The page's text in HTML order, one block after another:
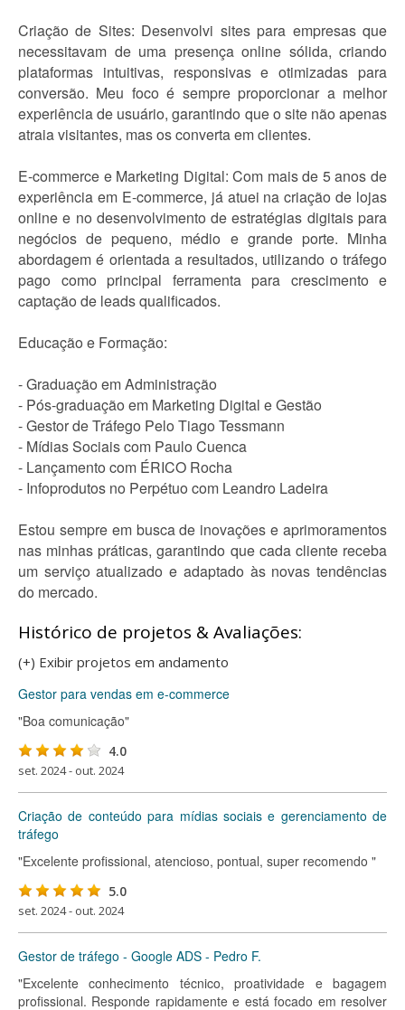
Criação de Sites: Desenvolvi sites para empresas que
necessitavam de uma presença online sólida, criando
plataformas intuitivas, responsivas e otimizadas para
conversão. Meu foco é sempre proporcionar a melhor
experiência de usuário, garantindo que o site não apenas
atraia visitantes, mas os converta em clientes.
E-commerce e Marketing Digital: Com mais de 5 anos de
experiência em E-commerce, já atuei na criação de lojas
online e no desenvolvimento de estratégias digitais para
negócios de pequeno, médio e grande porte. Minha
abordagem é orientada a resultados, utilizando o tráfego
pago como principal ferramenta para crescimento e
captação de leads qualificados.
Educação e Formação:
- Graduação em Administração
- Pós-graduação em Marketing Digital e Gestão
- Gestor de Tráfego Pelo Tiago Tessmann
- Mídias Sociais com Paulo Cuenca
- Lançamento com ÉRICO Rocha
- Infoprodutos no Perpétuo com Leandro Ladeira
Estou sempre em busca de inovações e aprimoramentos
nas minhas práticas, garantindo que cada cliente receba
um serviço atualizado e adaptado às novas tendências
do mercado.
Histórico de projetos & Avaliações:
(+) Exibir projetos em andamento
Gestor para vendas em e-commerce
"Boa comunicação"
4.0
set. 2024 - out. 2024
Criação de conteúdo para mídias sociais e gerenciamento de
tráfego
"Excelente profissional, atencioso, pontual, super recomendo "
5.0
set. 2024 - out. 2024
Gestor de tráfego - Google ADS - Pedro F.
"Excelente conhecimento técnico, proatividade e bagagem
profissional. Responde rapidamente e está focado em resolver